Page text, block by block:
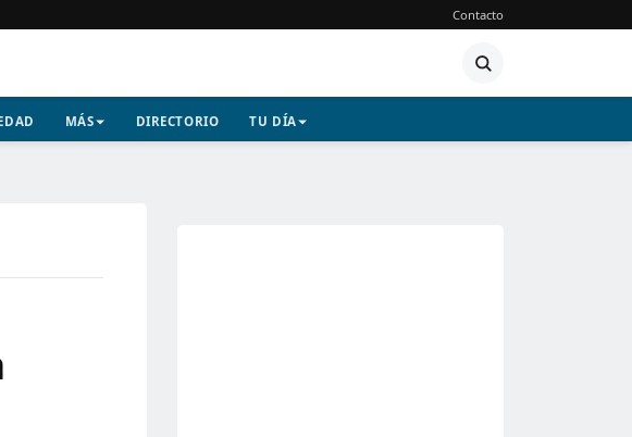
Contacto
MÁS DIRECTORIO TU DÍA